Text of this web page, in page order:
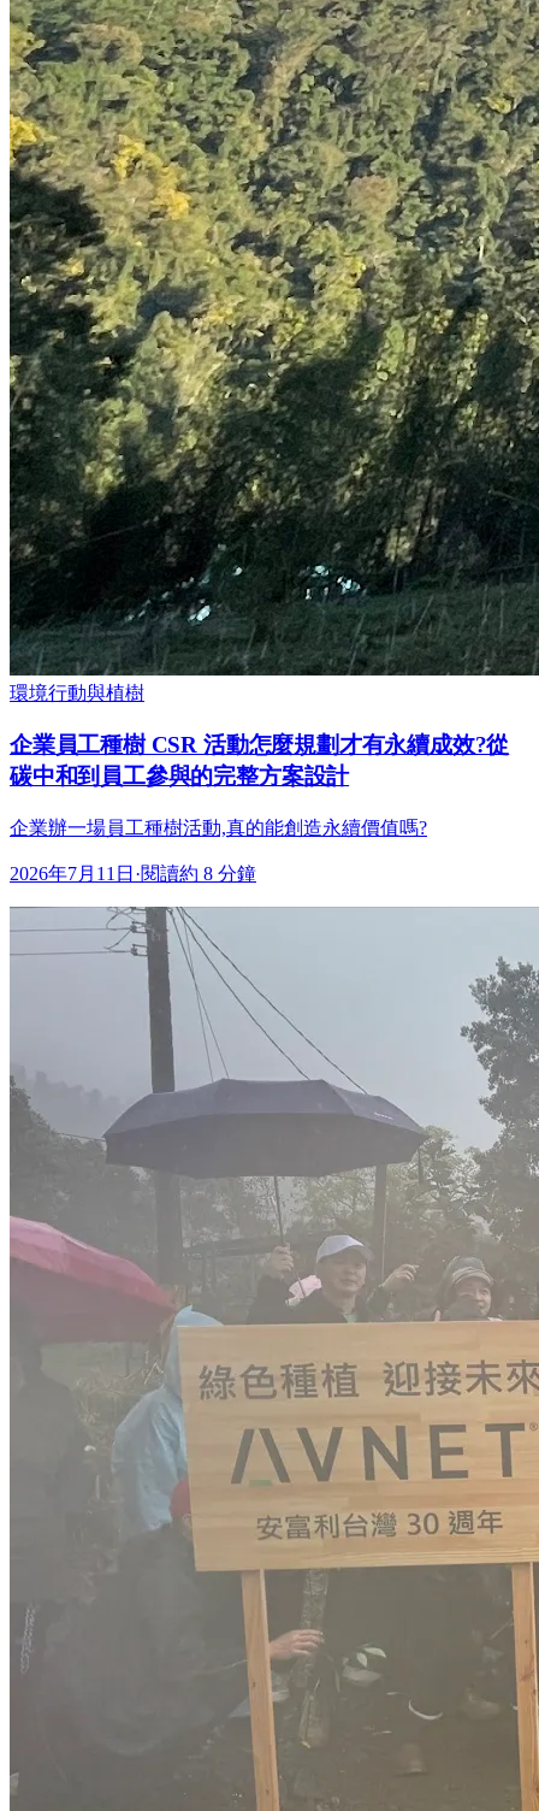
環境行動與植樹
企業員工種樹 CSR 活動怎麼規劃才有永續成效?從
碳中和到員工參與的完整方案設計
企業辦一場員工種樹活動,真的能創造永續價值嗎?
2026年7月11日 ·閱讀約 8 分鐘